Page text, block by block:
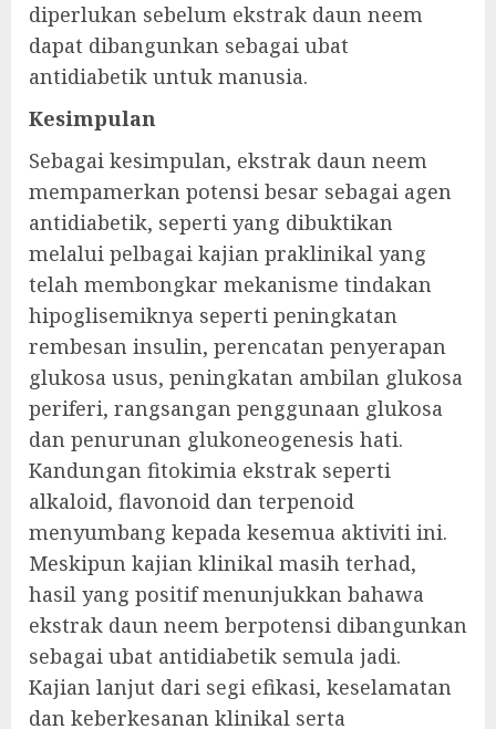
diperlukan sebelum ekstrak daun neem
dapat dibangunkan sebagai ubat
antidiabetik untuk manusia.
Kesimpulan
Sebagai kesimpulan, ekstrak daun neem
mempamerkan potensi besar sebagai agen
antidiabetik, seperti yang dibuktikan
melalui pelbagai kajian praklinikal yang
telah membongkar mekanisme tindakan
hipoglisemiknya seperti peningkatan
rembesan insulin, perencatan penyerapan
glukosa usus, peningkatan ambilan glukosa
periferi, rangsangan penggunaan glukosa
dan penurunan glukoneogenesis hati.
Kandungan fitokimia ekstrak seperti
alkaloid, flavonoid dan terpenoid
menyumbang kepada kesemua aktiviti ini.
Meskipun kajian klinikal masih terhad,
hasil yang positif menunjukkan bahawa
ekstrak daun neem berpotensi dibangunkan
sebagai ubat antidiabetik semula jadi.
Kajian lanjut dari segi efikasi, keselamatan
dan keberkesanan klinikal serta